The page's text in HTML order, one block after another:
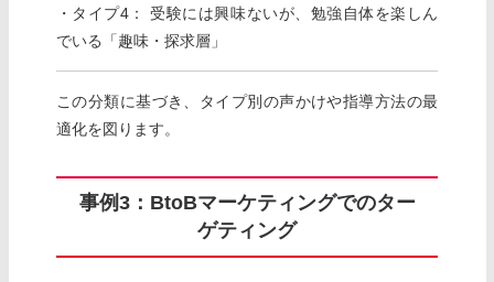
・タイプ4： 受験には興味ないが、勉強自体を楽しん
でいる「趣味・探求層」
この分類に基づき、タイプ別の声かけや指導方法の最
適化を図ります。
事例3：BtoBマーケティングでのター
ゲティング